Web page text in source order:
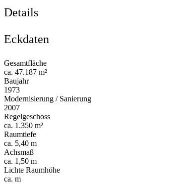
Details
Eckdaten
Gesamtfläche
ca. 47.187 m²
Baujahr
1973
Modernisierung / Sanierung
2007
Regelgeschoss
ca. 1.350 m²
Raumtiefe
ca. 5,40 m
Achsmaß
ca. 1,50 m
Lichte Raumhöhe
ca. m